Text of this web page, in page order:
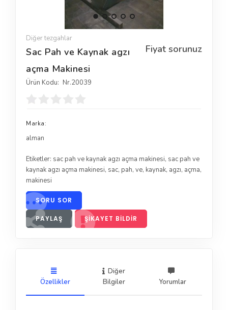
Diğer tezgahlar
Fiyat sorunuz
Sac Pah ve Kaynak agzı
açma Makinesi
Ürün Kodu: Nr.20039
Marka:
alman
Etiketler: sac pah ve kaynak agzı açma makinesi, sac pah ve
kaynak agzı açma makinesi, sac, pah, ve, kaynak, agzı, açma,
makinesi
SORU SOR
PAYLAŞ ŞIKAYET BILDIR
Özellikler
Diğer
Bilgiler
Yorumlar